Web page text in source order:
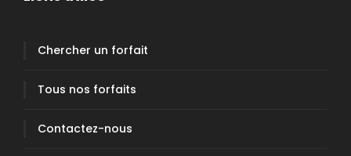
Chercher un forfait
Tous nos forfaits
Contactez-nous